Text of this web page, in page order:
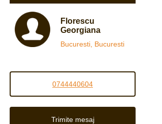
Florescu
Georgiana
Bucuresti, Bucuresti
0744440604
Trimite mesaj